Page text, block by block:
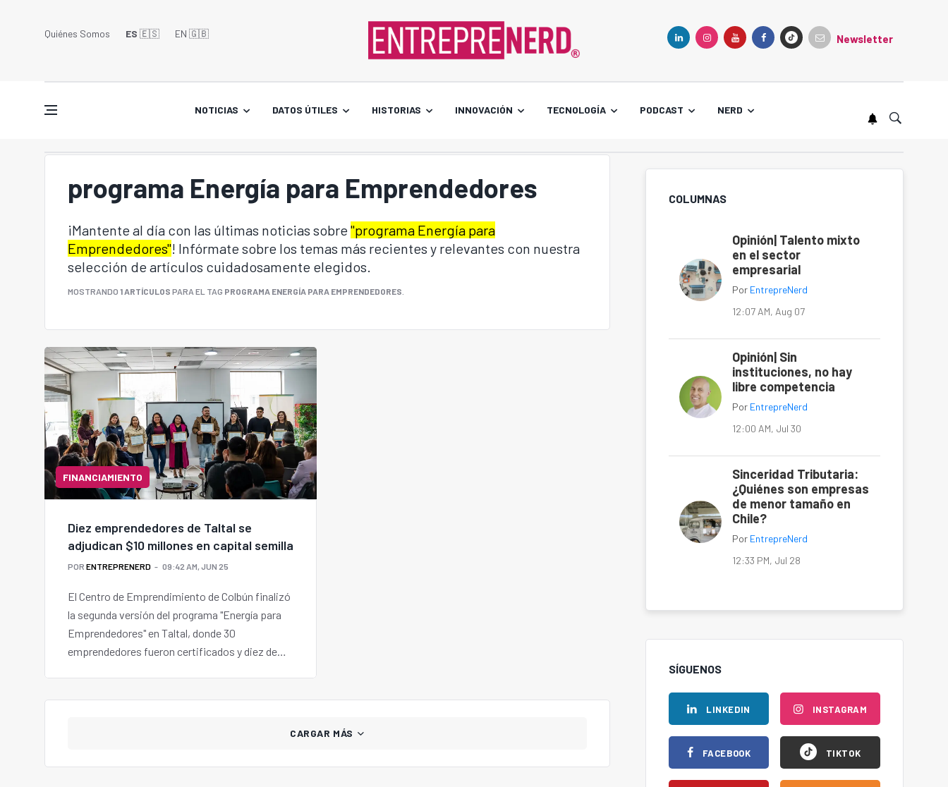
Quiénes Somos ES 🇪🇸 EN 🇬🇧󠁢󠁥󠁮󠁧󠁿 Newsletter
NOTICIAS DATOS ÚTILES HISTORIAS INNOVACIÓN TECNOLOGÍA PODCAST NERD
programa Energía para Emprendedores
¡Mantente al día con las últimas noticias sobre "programa Energía para
Emprendedores"! Infórmate sobre los temas más recientes y relevantes con nuestra
selección de artículos cuidadosamente elegidos.
MOSTRANDO 1 ARTÍCULOS PARA EL TAG PROGRAMA ENERGÍA PARA EMPRENDEDORES
FINANCIAMIENTO
Diez emprendedores de Taltal se
adjudican $10 millones en capital semilla
POR ENTREPRENERD 09:42 AM, JUN 25
El Centro de Emprendimiento de Colbún finalizó
la segunda versión del programa "Energía para
Emprendedores" en Taltal, donde 30
emprendedores fueron certificados y diez de
CARGAR MÁS
COLUMNAS
Opinión| Talento mixto
en el sector
empresarial
Por EntrepreNerd
12:07 AM, Aug 07
Opinión| Sin
instituciones, no hay
libre competencia
Por EntrepreNerd
12:00 AM, Jul 30
Sinceridad Tributaria:
¿Quiénes son empresas
de menor tamaño en
Chile?
Por EntrepreNerd
12:33 PM, Jul 28
SÍGUENOS
LINKEDIN
FACEBOOK
INSTAGRAM
TIKTOK